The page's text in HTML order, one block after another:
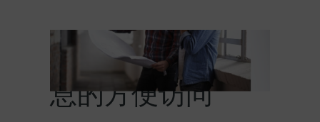
HIT提供对产品信
息的方便访问